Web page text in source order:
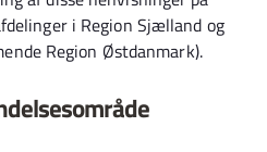
i Region Sjælland og
Region Østdanmark).